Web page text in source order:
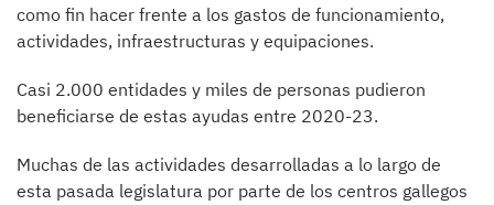
como fin hacer frente a los gastos de funcionamiento,
actividades, infraestructuras y equipaciones.
Casi 2.000 entidades y miles de personas pudieron
beneficiarse de estas ayudas entre 2020-23.
Muchas de las actividades desarrolladas a lo largo de
esta pasada legislatura por parte de los centros gallegos